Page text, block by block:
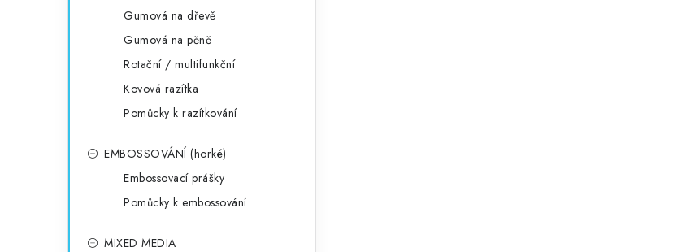
Gumová na dřevě
Gumová na pěně
Rotační / multifunkční
Kovová razítka
Pomůcky k razítkování
EMBOSSOVÁNÍ (horké)
Embossovací prášky
Pomůcky k embossování
MIXED MEDIA